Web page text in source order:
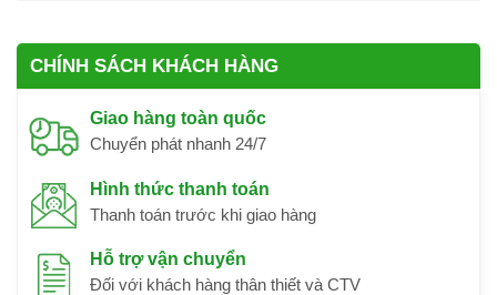
CHÍNH SÁCH KHÁCH HÀNG
Giao hàng toàn quốc
Chuyển phát nhanh 24/7
Hình thức thanh toán
Thanh toán trước khi giao hàng
Hỗ trợ vận chuyển
Đối với khách hàng thân thiết và CTV